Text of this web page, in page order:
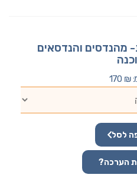
מהנדסים והנדסאים
170 ₪
לסל
הערכה?